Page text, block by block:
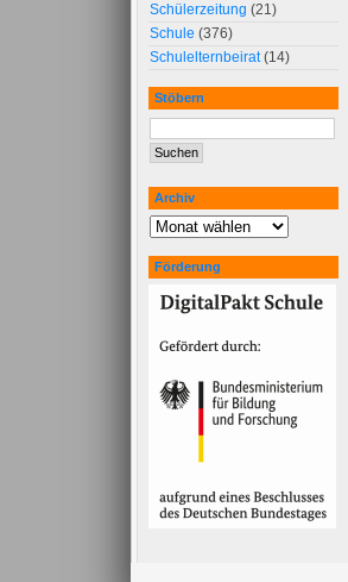
Schülerzeitung (21)
Schule (376)
Schulelternbeirat(14)
Stöbern
Archiv
Förderung